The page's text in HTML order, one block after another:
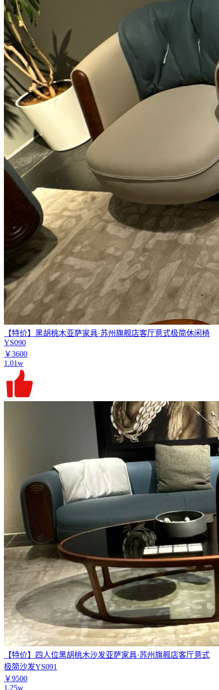
【特价】黑胡桃木亚萨家具·苏州旗舰店客厅意式极简休闲椅
YS090
￥3600
1.01w
【特价】四人位黑胡桃木沙发亚萨家具·苏州旗舰店客厅意式
极简沙发YS091
￥9500
1.25w